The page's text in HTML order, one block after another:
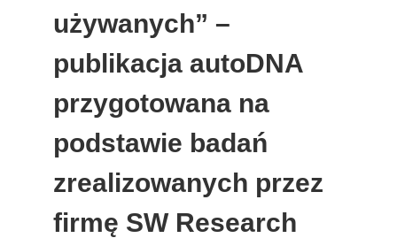
używanych” –
publikacja autoDNA
przygotowana na
podstawie badań
zrealizowanych przez
firmę SW Research